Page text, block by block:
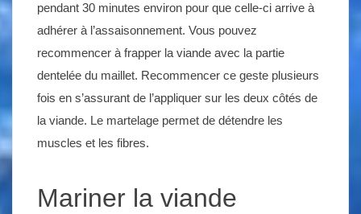
pendant 30 minutes environ pour que celle-ci arrive à
adhérer à l’assaisonnement. Vous pouvez
recommencer à frapper la viande avec la partie
dentelée du maillet. Recommencer ce geste plusieurs
fois en s’assurant de l’appliquer sur les deux côtés de
la viande. Le martelage permet de détendre les
muscles et les fibres.
Mariner la viande